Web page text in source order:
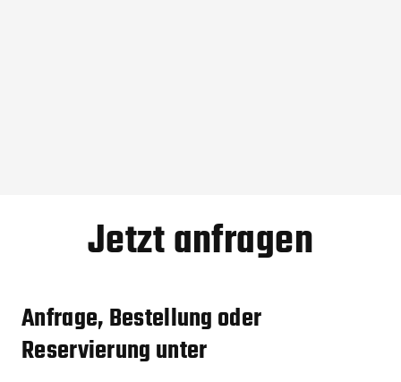
Jetzt anfragen
Anfrage, Bestellung oder
Reservierung unter